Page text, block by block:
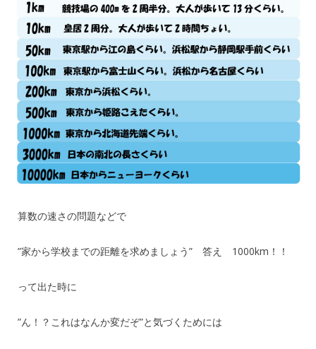
算数の速さの問題などで
”家から学校までの距離を求めましょう” 答え 1000km！！
って出た時に
”ん！？これはなんか変だぞ”と気づくためには